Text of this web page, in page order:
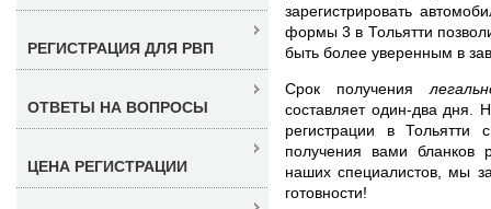
зарегистрировать
формы 3 в Тольятти
быть более уверенным в
Срок получения
составляет один-два дня.
регистрации в
получения вами бланков
наших специалистов, мы
готовности!
РЕГИСТРАЦИЯ ДЛЯ РВП
ОТВЕТЫ НА ВОПРОСЫ
ЦЕНА РЕГИСТРАЦИИ